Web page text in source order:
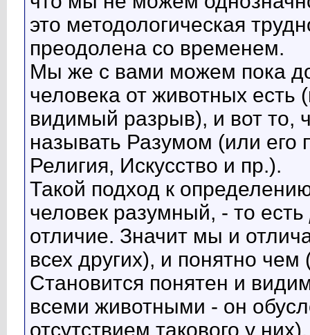
это методологическая
преодолена со временем.
Мы же с вами можем пока
человека от животных есть
видимый разрыв), и вот то,
называть Разумом (или
Религия, Искусство и пр.).
Такой подход к
человек разумный, - то есть
отличие. Значит мы и
всех других), и понятно
Становится понятен и
всеми животными - он
отсутствием такового у них).